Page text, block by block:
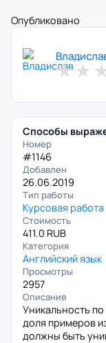
Опубликовано
★★
Способы
Номер
#1146
Добавлен
26.06.2019
Тип работы
Курсовая работа
Стоимость
411.0 RUB
Категория
Английский язык
Просмотры
2957
Описание
Уникальность
доля примеров
должны быть